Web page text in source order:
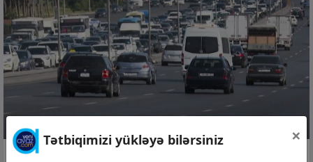
06 avq 2026, 08:43
Tətbiqimizi yükləyə bilərsiniz ×